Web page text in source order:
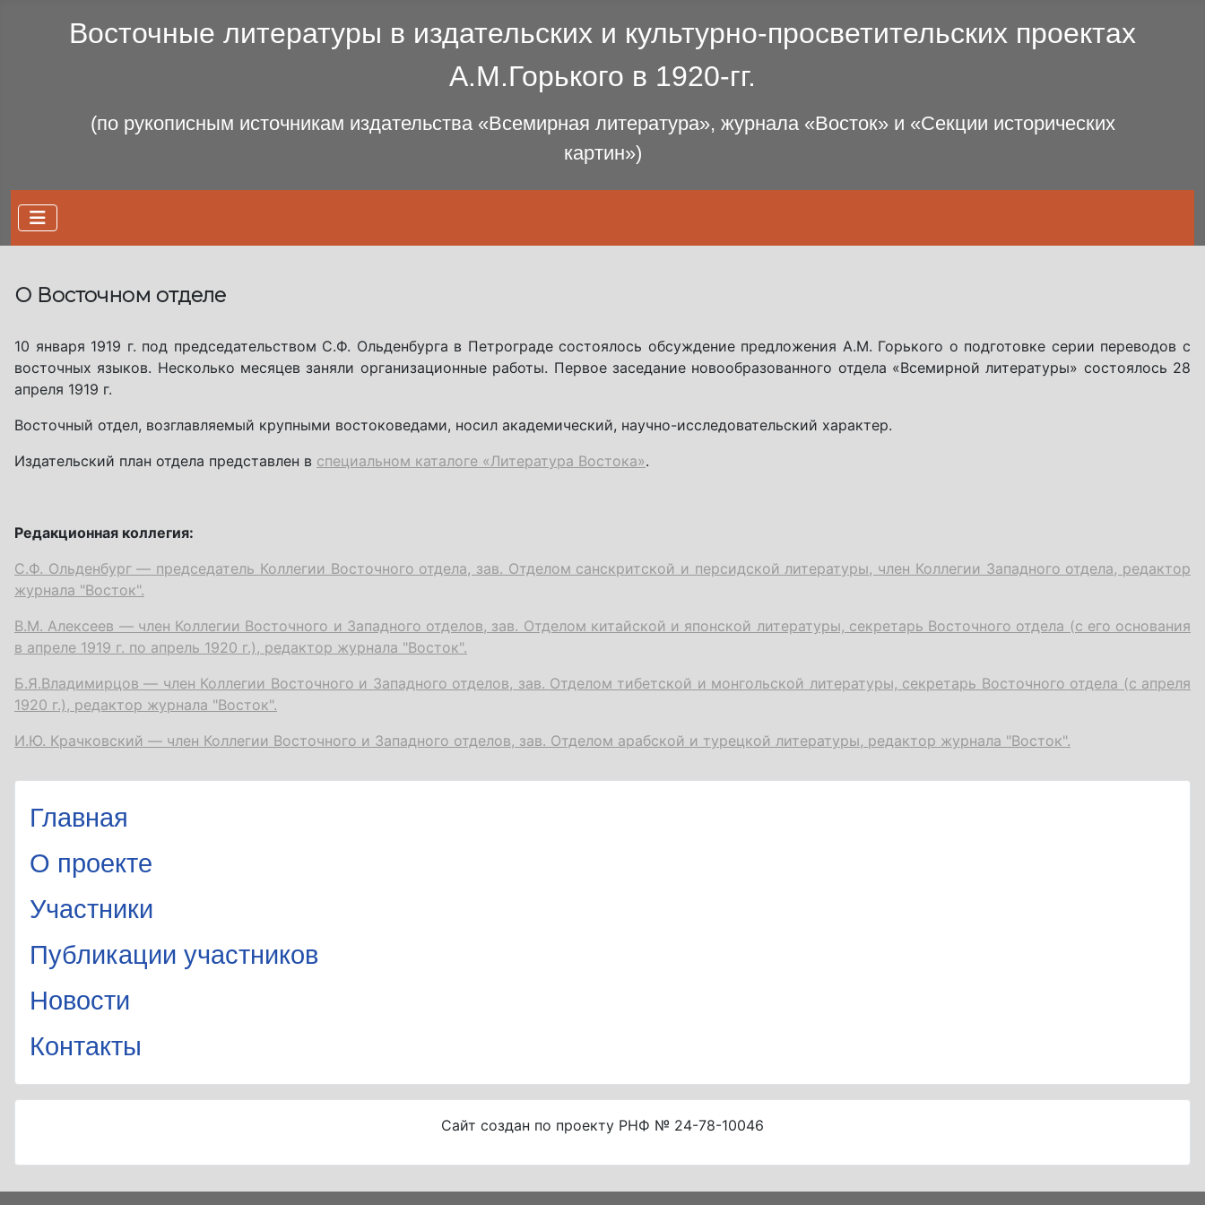
Восточные литературы в издательских и культурно-просветительских проектах
А.М.Горького в 1920-гг.
(по рукописным источникам издательства «Всемирная литература», журнала «Восток» и «Секции исторических
картин»)
О Восточном отделе
10 января 1919 г. под председательством С.Ф. Ольденбурга в Петрограде состоялось обсуждение предложения А.М. Горького о подготовке серии переводов с
восточных языков. Несколько месяцев заняли организационные работы. Первое заседание новообразованного отдела «Всемирной литературы» состоялось 28
апреля 1919 г.
Восточный отдел, возглавляемый крупными востоковедами, носил академический, научно-исследовательский характер.
Издательский план отдела представлен в специальном каталоге «Литература Востока».
Редакционная коллегия:
С.Ф. Ольденбург — председатель Коллегии Восточного отдела, зав. Отделом санскритской и персидской литературы, член Коллегии Западного отдела, редактор
журнала "Восток".
В.М. Алексеев — член Коллегии Восточного и Западного отделов, зав. Отделом китайской и японской литературы, секретарь Восточного отдела (с его основания
в апреле 1919 г. по апрель 1920 г.), редактор журнала "Восток".
Б.Я.Владимирцов — член Коллегии Восточного и Западного отделов, зав. Отделом тибетской и монгольской литературы, секретарь Восточного отдела (с апреля
1920 г.), редактор журнала "Восток".
И.Ю. Крачковский — член Коллегии Восточного и Западного отделов, зав. Отделом арабской и турецкой литературы, редактор журнала "Восток".
Главная
О проекте
Участники
Публикации участников
Новости
Контакты
Сайт создан по проекту РНФ № 24-78-10046